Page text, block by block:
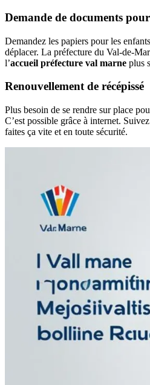
Demande de documents
Demandez les papiers pour les
déplacer. La préfecture du Val-de-
l’accueil préfecture val marne plus
Renouvellement de récépissé
Plus besoin de se rendre sur place
C’est possible grâce à internet.
faites ça vite et en toute sécurité.